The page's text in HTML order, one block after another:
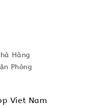
Hàng
Phòng
Viet Nam